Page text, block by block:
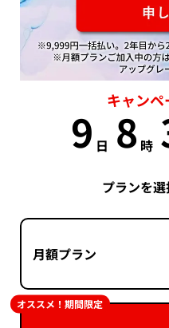
キャン
9 日 8 時
プランを
月額プラン
オススメ！期間限定